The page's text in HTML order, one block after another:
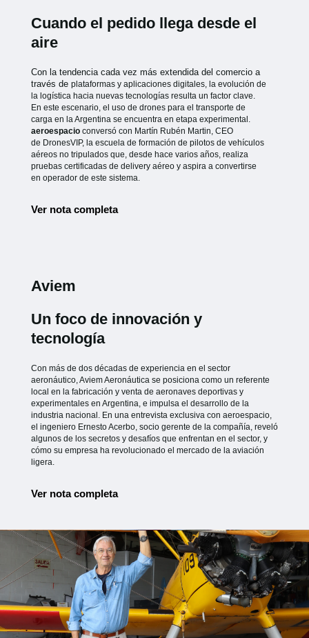
Cuando el pedido llega desde el
aire
Con la tendencia cada vez más extendida del comercio a
través de plataformas y aplicaciones digitales, la evolución de
la logística hacia nuevas tecnologías resulta un factor clave.
En este escenario, el uso de drones para el transporte de
carga en la Argentina se encuentra en etapa experimental.
aeroespacioconversó con Martín Rubén Martin, CEO
de DronesVIP, la escuela de formación de pilotos de vehículos
aéreos no tripulados que, desde hace varios años, realiza
pruebas certificadas de delivery aéreo y aspira a convertirse
en operador de este sistema.
Ver nota completa
Aviem
Un foco de innovación y
tecnología
Con más de dos décadas de experiencia en el sector
aeronáutico, Aviem Aeronáutica se posiciona como un referente
local en la fabricación y venta de aeronaves deportivas y
experimentales en Argentina, e impulsa el desarrollo de la
industria nacional. En una entrevista exclusiva con aeroespacio,
el ingeniero Ernesto Acerbo, socio gerente de la compañía, reveló
algunos de los secretos y desafíos que enfrentan en el sector, y
cómo su empresa ha revolucionado el mercado de la aviación
ligera.
Ver nota completa